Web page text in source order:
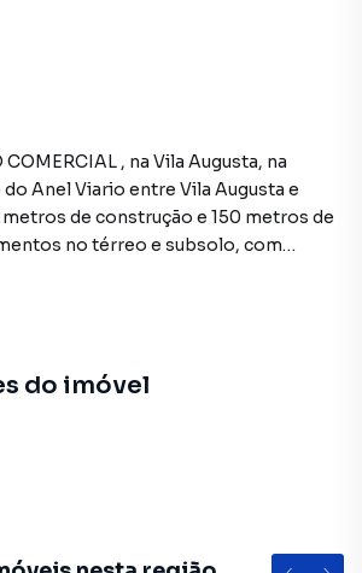
, na Vila Augusta, na
Anel Viario entre Vila Augusta e
de construção e 150 metros de
no térreo e subsolo, com
OKAceita permuta com imóvel
Guarulhos. Não encontrou o que
do imóvel